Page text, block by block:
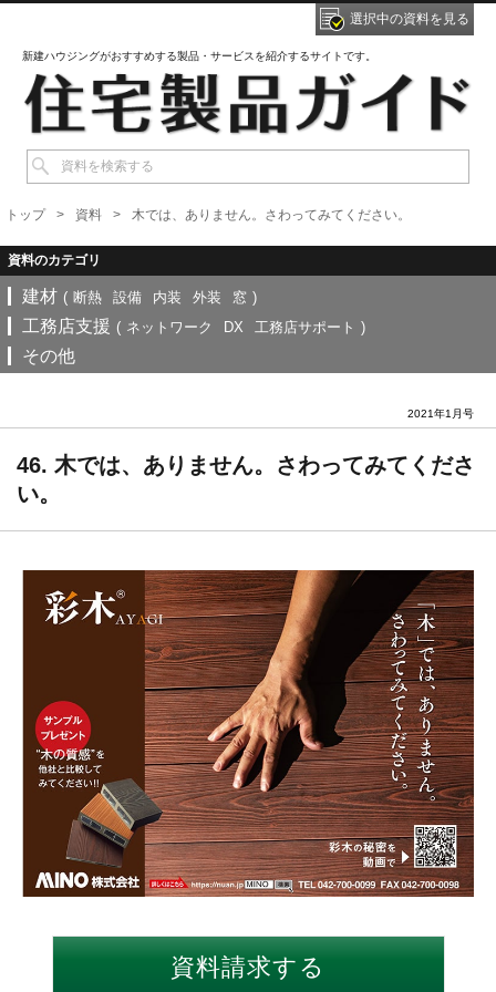
新建ハウジングがおすすめする製品・サービスを紹介するサイトです。
選択中の資料を見る
トップ 資料 木では、ありません。さわってみてください。
建材 ( 断熱 設備 内装 外装 窓 )
工務店支援 ( ネットワーク DX 工務店サポート )
その他
2021年1月号
46. 木では、ありません。さわってみてくださ
い。